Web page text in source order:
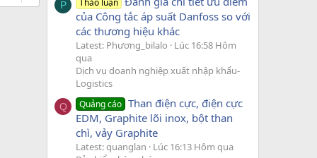
P Thảo luận
của Công tắc áp suất Danfoss so với
các thương hiệu khác
Latest: Phương_bilalo
Lúc 16:58 Hôm
qua
Dịch vụ doanh nghiệp xuất nhập khẩu-
Logistics
Q Quảng cáo Than điện cực, điện cực
EDM, Graphite lõi inox, bột than
chì, vảy Graphite
Latest: quanglan
Lúc 16:13 Hôm qua